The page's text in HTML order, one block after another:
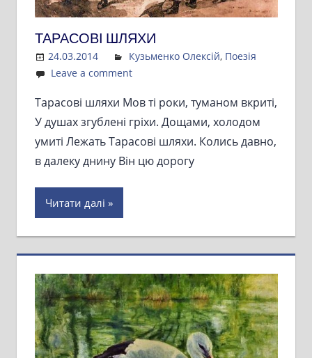
ТАРАСОВІ ШЛЯХИ
24.03.2014 Admin
Кузьменко Олексій, Поезія
Leave a comment
Тарасові шляхи Мов ті роки, туманом вкриті,
У душах згублені гріхи. Дощами, холодом
умиті Лежать Тарасові шляхи. Колись давно,
в далеку днину Він цю дорогу
Читати далі